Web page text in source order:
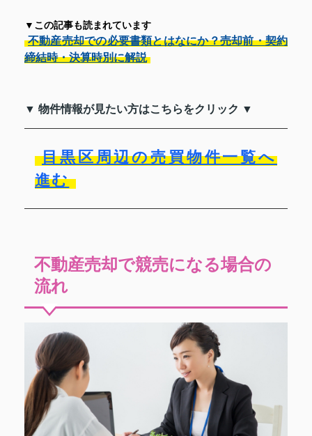
▼この記事も読まれています
不動産売却での必要書類とはなにか？売却前・契約
締結時・決算時別に解説
▼ 物件情報が見たい方はこちらをクリック ▼
目黒区周辺の売買物件一覧へ
進む
不動産売却で競売になる場合の
流れ